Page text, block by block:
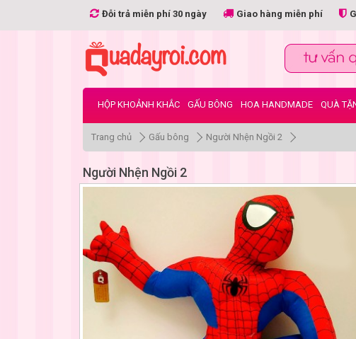
Đỗi trả miễn phí 30 ngày Giao hàng miễn phí
HỘP KHOẢNH KHẮC GẤU BÔNG HOA HANDMADE QUÀ
Trang chủ Gấu bông Người Nhện Ngồi 2
Người Nhện Ngồi 2